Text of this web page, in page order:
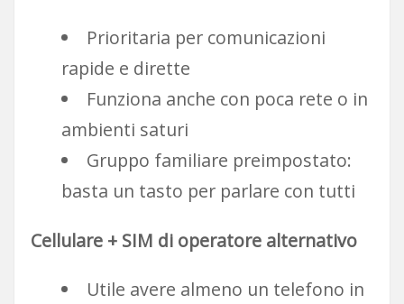
Prioritaria per comunicazioni
rapide e dirette
Funziona anche con poca rete o in
ambienti saturi
Gruppo familiare preimpostato:
basta un tasto per parlare con tutti
Cellulare + SIM di operatore alternativo
Utile avere almeno un telefono in